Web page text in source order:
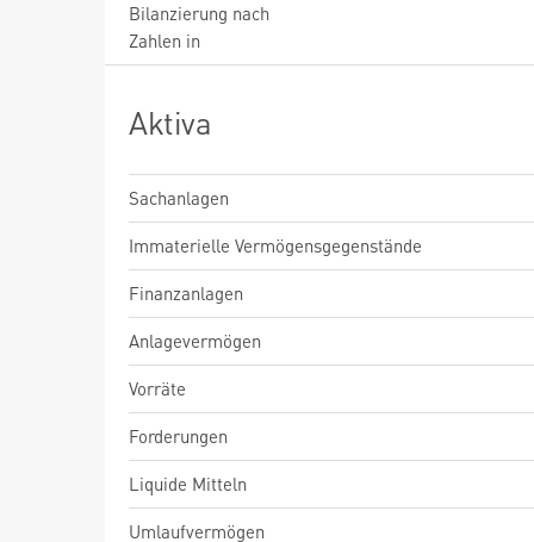
Bilanzierung nach
Zahlen in
Aktiva
Sachanlagen
Immaterielle Vermögensgegenstände
Finanzanlagen
Anlagevermögen
Vorräte
Forderungen
Liquide Mitteln
Umlaufvermögen